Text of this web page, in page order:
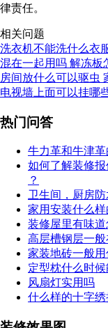
律责任。
相关问题
洗衣机不能洗什么衣
混在一起用吗 解冻板
房间放什么可以驱虫
电视墙上面可以挂哪
热门问答
牛力革和牛津
如何了解装修
？
卫生间，厨房
家用安装什么
装修屋里有味
高层槽钢层一般
家装地砖一般
定型枕什么时
风扇灯实用吗
什么样的十字